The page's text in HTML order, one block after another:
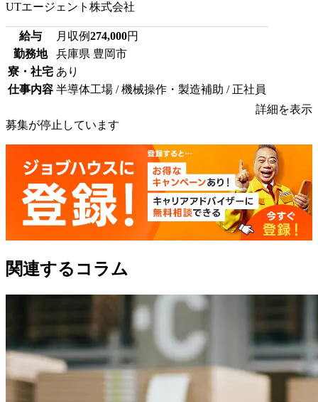
UTエージェント株式会社
給与 月収例274,000円
勤務地
兵庫県 豊岡市
寮・社宅 あり
仕事内容 半導体工場 / 機械操作・製造補助 / 正社員
詳細を表示
募集が停止しています
関連するコラム